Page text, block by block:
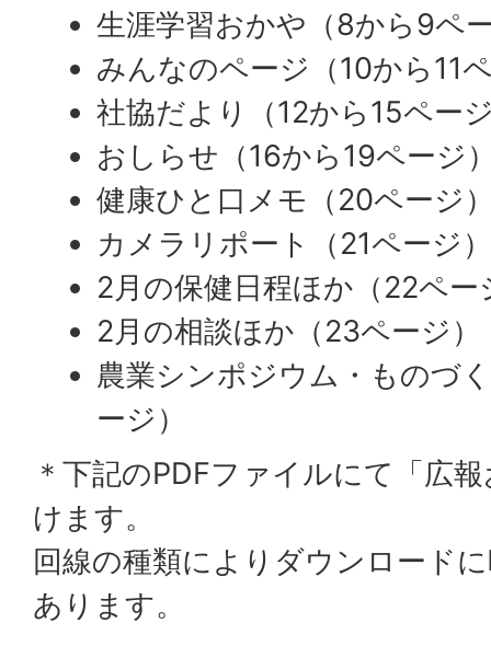
生涯学習おかや（8から9ペ
みんなのページ（10から11
社協だより（12から15ペー
おしらせ（16から19ページ
健康ひと口メモ（20ページ
カメラリポート（21ページ
2月の保健日程ほか（22ペー
2月の相談ほか（23ページ）
農業シンポジウム・ものづ
ージ）
＊下記のPDFファイルにて「広
けます。
回線の種類によりダウンロード
あります。